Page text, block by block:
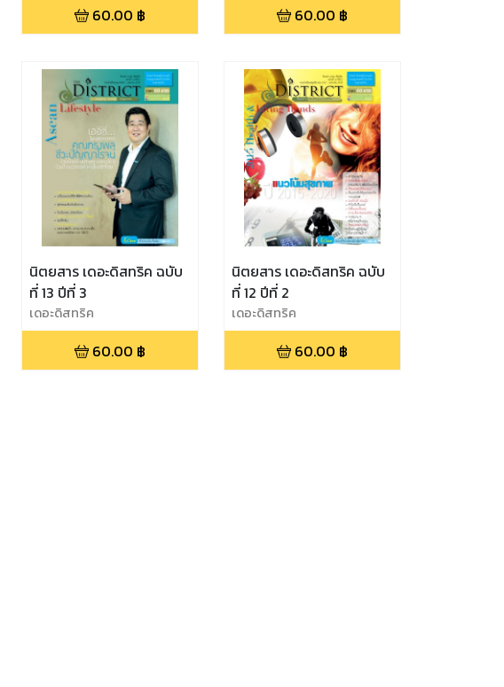
60.00 ฿ 60.00 ฿
นิตยสาร เดอะดิสทริค ฉบับ
ที่ 13 ปีที่ 3
เดอะดิสทริค
60.00 ฿
นิตยสาร เดอะดิสทริค ฉบับ
ที่ 12 ปีที่ 2
เดอะดิสทริค
60.00 ฿